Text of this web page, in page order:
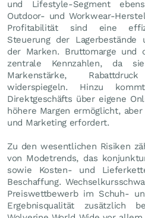
und Lifestyle-Segment
Outdoor- und Workwear-
Profitabilität sind eine
Steuerung der Lagerbestände
der Marken. Bruttomarge und
zentrale Kennzahlen, da
Markenstärke,
widerspiegeln. Hinzu
Direktgeschäfts über eigene
höhere Margen ermöglicht,
und Marketing erfordert.
Zu den wesentlichen Risiken
von Modetrends, das
sowie Kosten- und
Beschaffung.
Preiswettbewerb im Schuh-
Ergebnisqualität zusätzlich